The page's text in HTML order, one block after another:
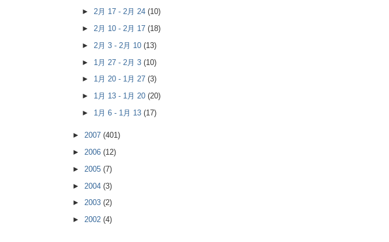
► 2月 17 - 2月 24 (10)
► 2月 10 - 2月 17 (18)
► 2月 3 - 2月 10 (13)
► 1月 27 - 2月 3 (10)
► 1月 20 - 1月 27 (3)
► 1月 13 - 1月 20 (20)
► 1月 6 - 1月 13 (17)
► 2007 (401)
► 2006 (12)
► 2005 (7)
► 2004 (3)
► 2003 (2)
► 2002 (4)